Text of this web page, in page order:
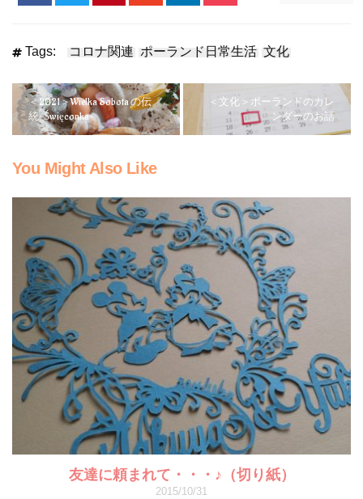
Tags: コロナ関連 ポーランド日常生活 文化
＜2021＞Wielka Sobota の伝
統-Święconka-
＜文化＞ポーランドのカレ
ンダーのお話
You Might Also Like
友達に頼まれて・・・♪（切り紙）
2015/10/31